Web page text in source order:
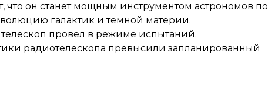
что он станет мощным инструментом астрономов по
галактик и темной материи.
провел в режиме испытаний.
радиотелескопа превысили запланированный